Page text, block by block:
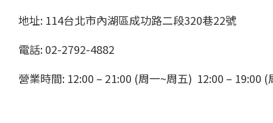
地址: 114台北市內湖區成功路二段320巷22號
電話: 02-2792-4882
營業時間: 12:00 – 21:00 (周一~周五) 12:00 – 19:00 (